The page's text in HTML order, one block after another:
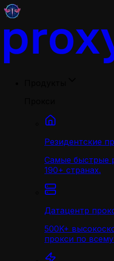
Резидентские
Самые быстрые
190+ странах.
Датацентр
500K+
прокси по